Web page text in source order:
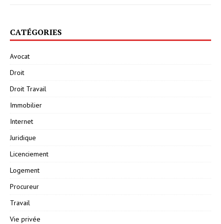
CATÉGORIES
Avocat
Droit
Droit Travail
Immobilier
Internet
Juridique
Licenciement
Logement
Procureur
Travail
Vie privée